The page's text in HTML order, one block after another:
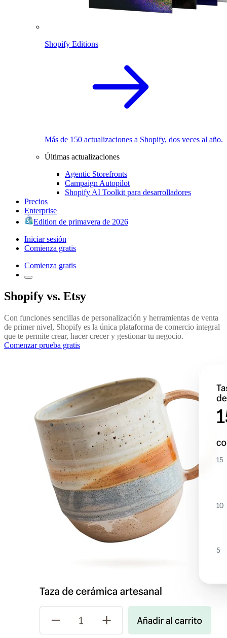
Shopify Editions
Más de 150 actualizaciones a Shopify, dos veces al año.
Últimas actualizaciones
Agentic Storefronts
Campaign Autopilot
Shopify AI Toolkit para desarrolladores
Precios
Enterprise
Edition de primavera de 2026
Iniciar sesión
Comienza gratis
Comienza gratis
Shopify vs. Etsy
Con funciones sencillas de personalización y herramientas de venta
de primer nivel, Shopify es la única plataforma de comercio integral
que te permite crear, hacer crecer y gestionar tu negocio.
Comenzar prueba gratis